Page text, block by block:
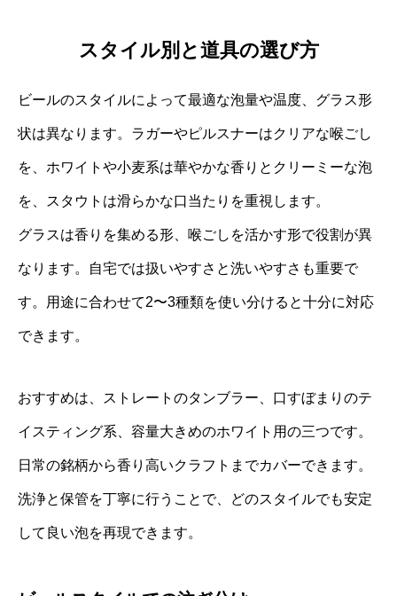
スタイル別と道具の選び方
ビールのスタイルによって最適な泡量や温度、グラス形
状は異なります。ラガーやピルスナーはクリアな喉ごし
を、ホワイトや小麦系は華やかな香りとクリーミーな泡
を、スタウトは滑らかな口当たりを重視します。
グラスは香りを集める形、喉ごしを活かす形で役割が異
なります。自宅では扱いやすさと洗いやすさも重要で
す。用途に合わせて2〜3種類を使い分けると十分に対応
できます。
おすすめは、ストレートのタンブラー、口すぼまりのテ
イスティング系、容量大きめのホワイト用の三つです。
日常の銘柄から香り高いクラフトまでカバーできます。
洗浄と保管を丁寧に行うことで、どのスタイルでも安定
して良い泡を再現できます。